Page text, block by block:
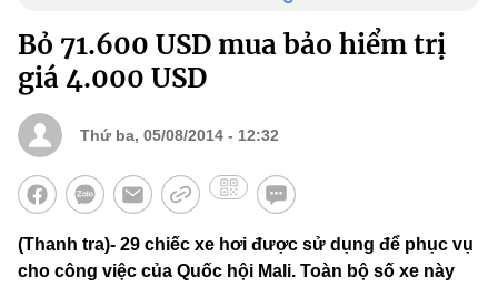
Bỏ 71.600 USD mua bảo hiểm trị
giá 4.000 USD
Thứ ba, 05/08/2014 - 12:32
(Thanh tra)- 29 chiếc xe hơi được sử dụng để phục vụ
cho công việc của Quốc hội Mali. Toàn bộ số xe này